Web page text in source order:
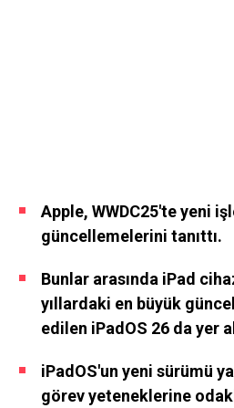
Apple, WWDC25'te yeni
güncellemelerini tanıttı.
Bunlar arasında iPad
yıllardaki en büyük
edilen iPadOS 26 da yer
iPadOS'un yeni sürümü
görev yeteneklerine